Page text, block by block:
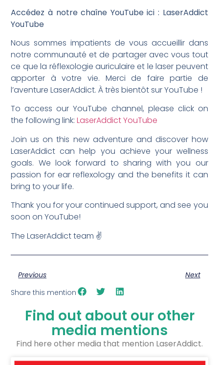
Accédez à notre chaîne YouTube ici : LaserAddict
YouTube
Nous sommes impatients de vous accueillir dans
notre communauté et de partager avec vous tout
ce que la réflexologie auriculaire et le laser peuvent
apporter à votre vie. Merci de faire partie de
l’aventure LaserAddict. À très bientôt sur YouTube !
To access our YouTube channel, please click on
the following link:LaserAddict YouTube
Join us on this new adventure and discover how
LaserAddict can help you achieve your wellness
goals. We look forward to sharing with you our
passion for ear reflexology and the benefits it can
bring to your life.
Thank you for your continued support, and see you
soon on YouTube!
The LaserAddict team ✌️
Previous
Next
Share this mention
Find out about our other
media mentions
Find here other media that mention LaserAddict.